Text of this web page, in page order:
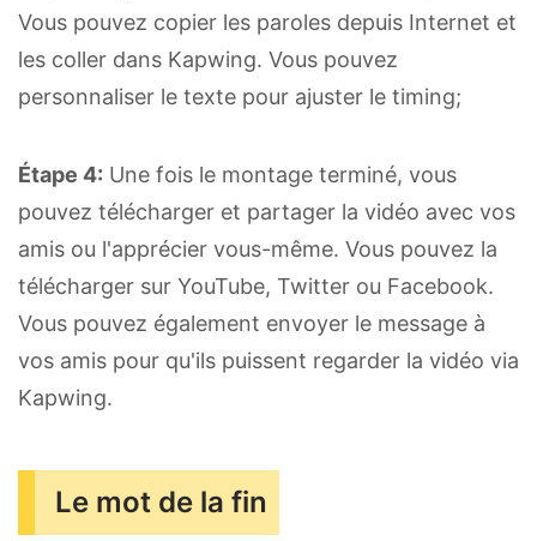
Vous pouvez copier les paroles depuis Internet et
les coller dans Kapwing. Vous pouvez
personnaliser le texte pour ajuster le timing;
Étape 4: Une fois le montage terminé, vous
pouvez télécharger et partager la vidéo avec vos
amis ou l'apprécier vous-même. Vous pouvez la
télécharger sur YouTube, Twitter ou Facebook.
Vous pouvez également envoyer le message à
vos amis pour qu'ils puissent regarder la vidéo via
Kapwing.
Le mot de la fin